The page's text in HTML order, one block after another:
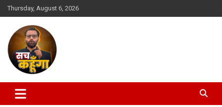
Skip
to
content
Thursday, August 6, 2026
Sach Kahunga